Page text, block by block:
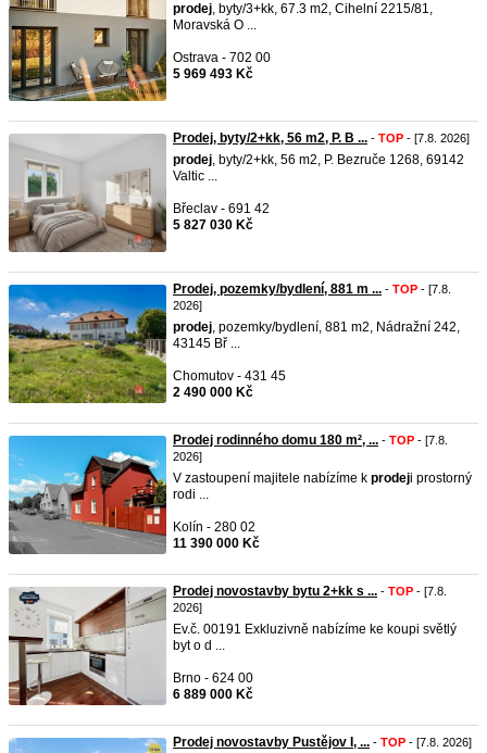
prodej, byty/3+kk, 67.3 m2, Cihelní 2215/81,
Moravská O ...
Ostrava - 702 00
5 969 493 Kč
Prodej, byty/2+kk, 56 m2, P. B ... - TOP - [7.8. 2026]
prodej, byty/2+kk, 56 m2, P. Bezruče 1268, 69142
Valtic ...
Břeclav - 691 42
5 827 030 Kč
Prodej, pozemky/bydlení, 881 m ... - TOP - [7.8.
2026]
prodej, pozemky/bydlení, 881 m2, Nádražní 242,
43145 Bř ...
Chomutov - 431 45
2 490 000 Kč
Prodej rodinného domu 180 m², ... - TOP - [7.8.
2026]
V zastoupení majitele nabízíme k prodeji prostorný
rodi ...
Kolín - 280 02
11 390 000 Kč
Prodej novostavby bytu 2+kk s ... - TOP - [7.8.
2026]
Ev.č. 00191 Exkluzivně nabízíme ke koupi světlý
byt o d ...
Brno - 624 00
6 889 000 Kč
Prodej novostavby Pustějov I, ... - TOP - [7.8. 2026]